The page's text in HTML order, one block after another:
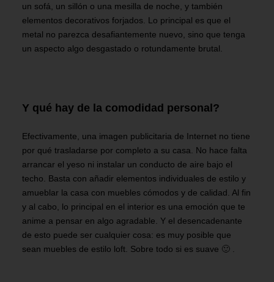
un sofá, un sillón o una mesilla de noche, y también
elementos decorativos forjados. Lo principal es que el
metal no parezca desafiantemente nuevo, sino que tenga
un aspecto algo desgastado o rotundamente brutal.
Y qué hay de la comodidad personal?
Efectivamente, una imagen publicitaria de Internet no tiene
por qué trasladarse por completo a su casa. No hace falta
arrancar el yeso ni instalar un conducto de aire bajo el
techo. Basta con añadir elementos individuales de estilo y
amueblar la casa con muebles cómodos y de calidad. Al fin
y al cabo, lo principal en el interior es una emoción que te
anime a pensar en algo agradable. Y el desencadenante
de esto puede ser cualquier cosa: es muy posible que
sean muebles de estilo loft. Sobre todo si es suave 🙂 .